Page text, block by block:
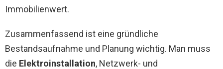
Immobilienwert.
Zusammenfassend ist eine gründliche
Bestandsaufnahme und Planung wichtig. Man muss
die Elektroinstallation, Netzwerk- und